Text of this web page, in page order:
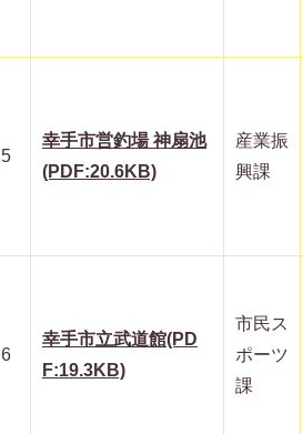
5
幸手市営釣場 神扇池
(PDF:20.6KB)
産業振
興課
6
幸手市立武道館(PD
F:19.3KB)
市民ス
ポーツ
課